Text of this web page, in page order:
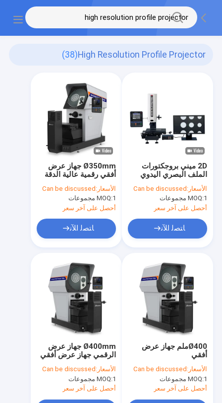
High Resolution Profile Projector
(38)
Ø350mm جهاز عرض
أفقي رقمية عالية الدقة
2010
الأسعار: Can be discussed
MOQ:1 مجموعات
أحصل على آخر سعر
ﺎﺘﺼﻟ ﺍﻶﻧ
2D ميني بروجكتورات
الملف البصري اليدوي
بروجكتور قياس الفيديو
عالي الدقة
الأسعار: Can be discussed
MOQ:1 مجموعات
أحصل على آخر سعر
ﺎﺘﺼﻟ ﺍﻶﻧ
Ø400mm جهاز عرض
الرقمي جهاز عرض أفقي
PH400-3015
الأسعار: Can be discussed
MOQ:1 مجموعات
أحصل على آخر سعر
Ø400ملم جهاز عرض
أفقي
الأسعار: Can be discussed
MOQ:1 مجموعات
أحصل على آخر سعر